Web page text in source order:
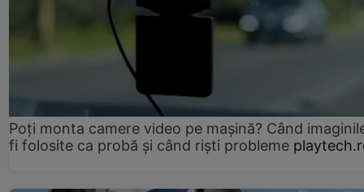
Poți monta camere video pe mașină? Când
fi folosite ca probă și când riști probleme